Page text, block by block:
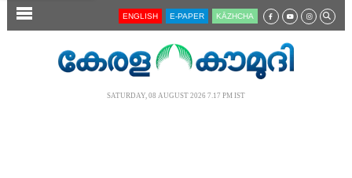
SECTIONS ENGLISH E-PAPER KĀZHCHA
SATURDAY, 08 AUGUST 2026 7.17 PM IST